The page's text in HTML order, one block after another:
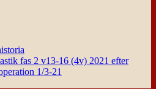
fas 2 v13-16 (4v) 2021 efter
1/3-21